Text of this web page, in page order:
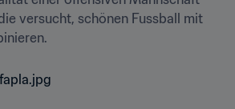
versucht, schönen Fussball mit